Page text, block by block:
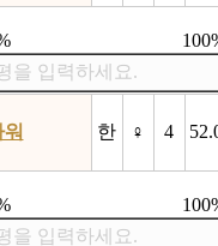
을 입력하세요.
한 ♀ 4
을 입력하세요.